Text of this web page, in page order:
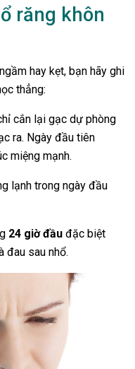
răng khôn
hay kẹt, bạn hãy ghi
thẳng:
cắn lại gạc dự phòng
ra. Ngày đầu tiên
miệng mạnh.
lạnh trong ngày đầu
24 giờ đầu đặc biệt
đau sau nhổ.